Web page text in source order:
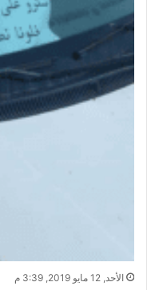
الأحد, 12 مايو 2019, 3:39 م